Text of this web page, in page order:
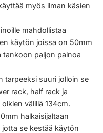
myös ilman käsien
mahdollistaa
käytön joissa on 50mm
tankoon paljon painoa
tarpeeksi suuri jolloin se
rack, half rack ja
välillä 134cm.
halkaisijaltaan
se kestää käytön